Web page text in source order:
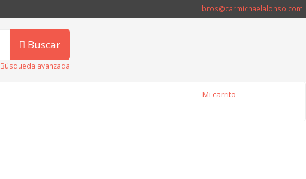
libros@carmichaelalonso.com
Buscar
Búsqueda avanzada
Mi carrito